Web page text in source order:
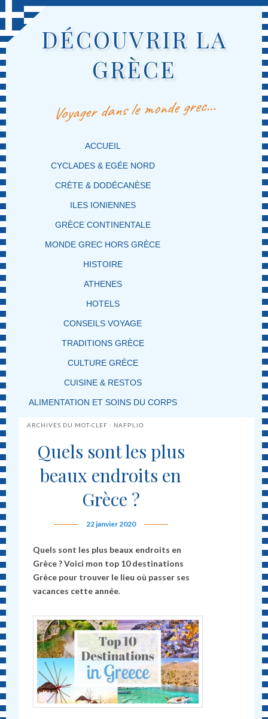
DÉCOUVRIR LA
GRÈCE
Voyager dans le monde grec…
MENU PRINCIPAL
MASQUER LA NAVIGATION PRINCIPALE
MASQUER LA NAVIGATION SECONDAIRE
ACCUEIL
CYCLADES & EGÉE NORD
CRÈTE & DODÉCANÈSE
ILES IONIENNES
GRÈCE CONTINENTALE
MONDE GREC HORS GRÈCE
HISTOIRE
ATHENES
HOTELS
CONSEILS VOYAGE
TRADITIONS GRÈCE
CULTURE GRÈCE
CUISINE & RESTOS
ALIMENTATION ET SOINS DU CORPS
ARCHIVES DU MOT-CLEF :NAFPLIO
Quels sont les plus
beaux endroits en
Grèce ?
22 janvier 2020
Quels sont les plus beaux endroits en
Grèce ? Voici mon top 10 destinations
Grèce pour trouver le lieu où passer ses
vacances cette année.